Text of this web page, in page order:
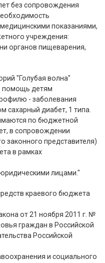
без сопровождения
показаниями,
учреждения:
органов пищеварения,
"Голубая волна"
помощь детям
- заболевания
сахарный диабет, 1 типа.
по бюджетной
в сопровождении
законного представителя)
в рамках
лицами."
краевого бюджета
от 21 ноября 2011 г. №
граждан в Российской
Российской
и социального